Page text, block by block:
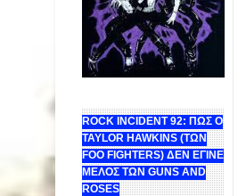
ROCK INCIDENT 92: ΠΩΣ Ο
TAYLOR HAWKINS (ΤΩΝ
FOO FIGHTERS) ΔΕΝ ΕΓΙΝΕ
ΜΕΛΟΣ ΤΩΝ GUNS AND
ROSES